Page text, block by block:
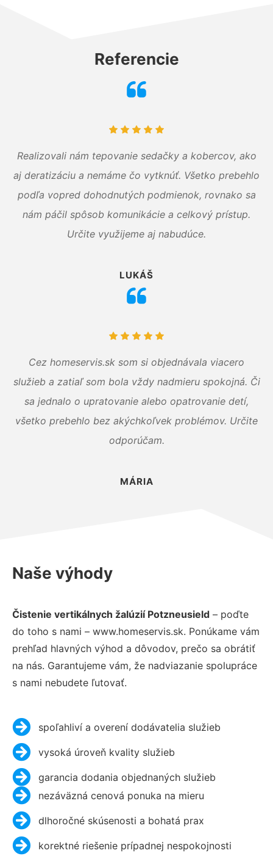
Referencie
Realizovali nám tepovanie sedačky a kobercov, ako
aj deratizáciu a nemáme čo vytknúť. Všetko prebehlo
podľa vopred dohodnutých podmienok, rovnako sa
nám páčil spôsob komunikácie a celkový prístup.
Určite využijeme aj nabudúce.
LUKÁŠ
Cez homeservis.sk som si objednávala viacero
služieb a zatiaľ som bola vždy nadmieru spokojná. Či
sa jednalo o upratovanie alebo opatrovanie detí,
všetko prebehlo bez akýchkoľvek problémov. Určite
odporúčam.
MÁRIA
Naše výhody
Čistenie vertikálnych žalúzií Potzneusield – poďte
do toho s nami – www.homeservis.sk. Ponúkame vám
prehľad hlavných výhod a dôvodov, prečo sa obrátiť
na nás. Garantujeme vám, že nadviazanie spolupráce
s nami nebudete ľutovať.
spoľahliví a overení dodávatelia služieb
vysoká úroveň kvality služieb
garancia dodania objednaných služieb
nezáväzná cenová ponuka na mieru
dlhoročné skúsenosti a bohatá prax
korektné riešenie prípadnej nespokojnosti